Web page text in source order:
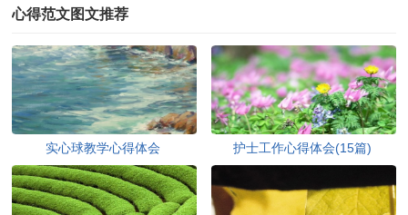
心得范文图文推荐
实心球教学心得体会 护士工作心得体会(15篇)